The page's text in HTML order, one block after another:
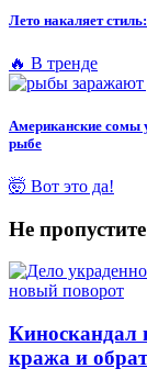
Лето накаляет
🔥 В тренде
Американские сомы
рыбе
🤯 Вот это да!
Не
Киноскандал
кража и